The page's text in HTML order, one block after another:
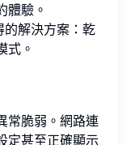
體驗。
解決方案：乾
式。
常脆弱。網路連
定甚至正確顯示